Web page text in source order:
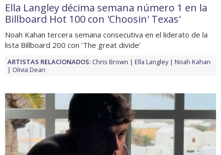
Ella Langley décima semana número 1 en la
Billboard Hot 100 con 'Choosin' Texas'
Noah Kahan tercera semana consecutiva en el liderato de la
lista Billboard 200 con 'The great divide'
ARTISTAS RELACIONADOS:Chris Brown Ella Langley
Noah Kahan
Olivia Dean